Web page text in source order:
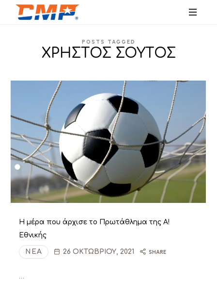
POSTS TAGGED
ΧΡΗΣΤΟΣ ΣΟΥΤΟΣ
Η μέρα που άρχισε το Πρωτάθλημα της Α!
Εθνικής
ΝΈΑ 26 ΟΚΤΩΒΡΊΟΥ, 2021 SHARE
…